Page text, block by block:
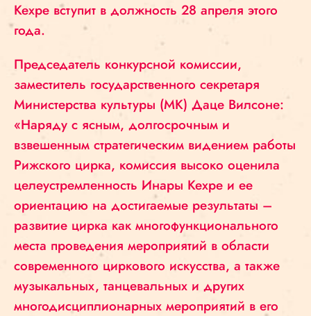
Кехре вступит в должность 28 апреля этого
года.
Председатель конкурсной комиссии,
заместитель государственного секретаря
Министерства культуры (МК) Даце Вилсоне:
«Наряду с ясным, долгосрочным и
взвешенным стратегическим видением работы
Рижского цирка, комиссия высоко оценила
целеустремленность Инары Кехре и ее
ориентацию на достигаемые результаты –
развитие цирка как многофункционального
места проведения мероприятий в области
современного циркового искусства, а также
музыкальных, танцевальных и других
многодисциплионарных мероприятий в его